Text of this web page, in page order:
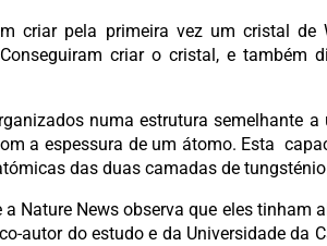
criar pela primeira vez um cristal de
criar o cristal, e também
numa estrutura semelhante
a espessura de um átomo. Esta
das duas camadas de
Nature News observa que eles tinham
autor do estudo e da Universidade da